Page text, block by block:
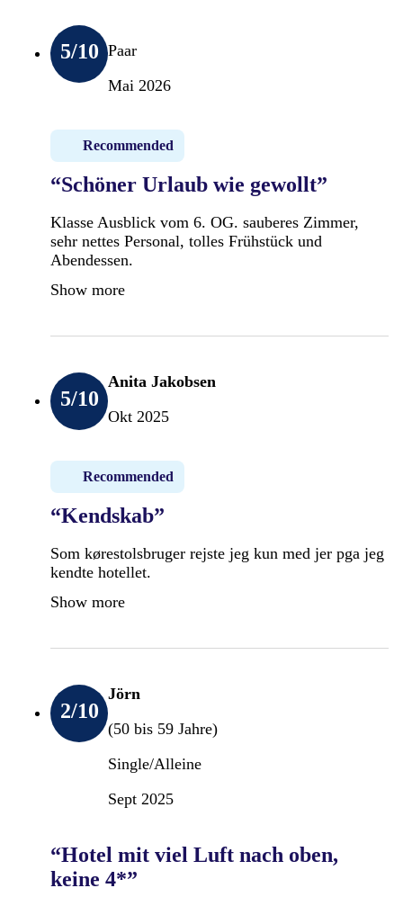
5/10 Paar
Mai 2026
Recommended
“Schöner Urlaub wie gewollt”
Klasse Ausblick vom 6. OG. sauberes Zimmer,
sehr nettes Personal, tolles Frühstück und
Abendessen.
Show more
5/10
Anita Jakobsen
Okt 2025
Recommended
“Kendskab”
Som kørestolsbruger rejste jeg kun med jer pga jeg
kendte hotellet.
Show more
2/10
Jörn
(50 bis 59 Jahre)
Single/Alleine
Sept 2025
“Hotel mit viel Luft nach oben,
keine 4*”